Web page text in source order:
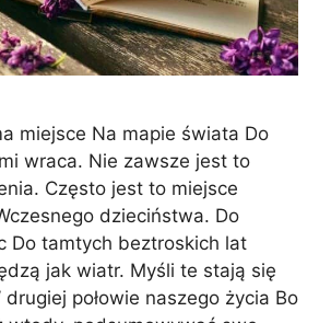
miejsce Na mapie świata Do
wraca. Nie zawsze jest to
Często jest to miejsce
dzieciństwa. Do
Do tamtych beztroskich lat
jak wiatr. Myśli te stają się
połowie naszego życia Bo